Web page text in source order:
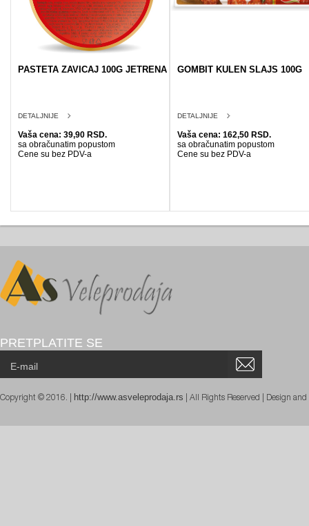
PASTETA ZAVICAJ 100G JETRENA
DETALJNIJE
Vaša cena: 39,90 RSD.
sa obračunatim popustom
Cene su bez PDV-a
GOMBIT KULEN SLAJS 100G
DETALJNIJE
Vaša cena: 162,50 RSD.
sa obračunatim popustom
Cene su bez PDV-a
PRETPLATITE SE
Copyright © 2016. | http://www.asveleprodaja.rs | All Rights Reserved | Design